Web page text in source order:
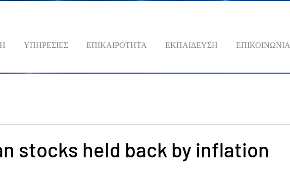
ΥΠΗΡΕΣΙΕΣ ΕΠΙΚΑΙΡΟΤΗΤΑ ΕΚΠΑΙΔΕΥΣΗ ΕΠΙΚΟΙΝΩΝΙΑ
stocks held back by inflation